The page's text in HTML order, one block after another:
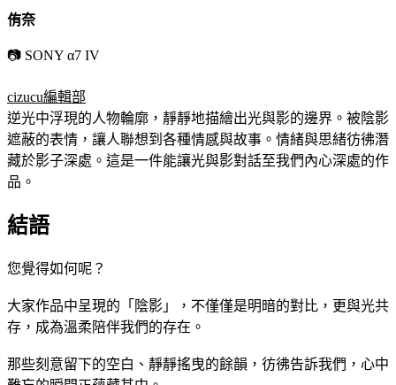
侑奈
📷 SONY α7 IV
cizucu編輯部
逆光中浮現的人物輪廓，靜靜地描繪出光與影的邊界。被陰影
遮蔽的表情，讓人聯想到各種情感與故事。情緒與思緒彷彿潛
藏於影子深處。這是一件能讓光與影對話至我們內心深處的作
品。
結語
您覺得如何呢？
大家作品中呈現的「陰影」，不僅僅是明暗的對比，更與光共
存，成為溫柔陪伴我們的存在。
那些刻意留下的空白、靜靜搖曳的餘韻，彷彿告訴我們，心中